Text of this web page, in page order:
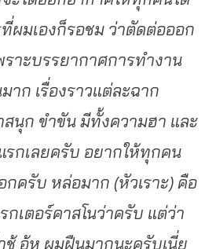
ผมเองก็รอชม ว่าตัดต่อออก
ราะบรรยากาศการทำงาน
าก เรื่องราวแต่ละฉาก
นุก ขำขัน มีทั้งความฮา และ
รกเลยครับ อยากให้ทุกคน
กครับ หล่อมาก (หัวเราะ) คือ
เตอร์คาสโนว่าครับ แต่ว่า
ชู้ อู้หู ผมฝืนมากนะครับเนี่ย